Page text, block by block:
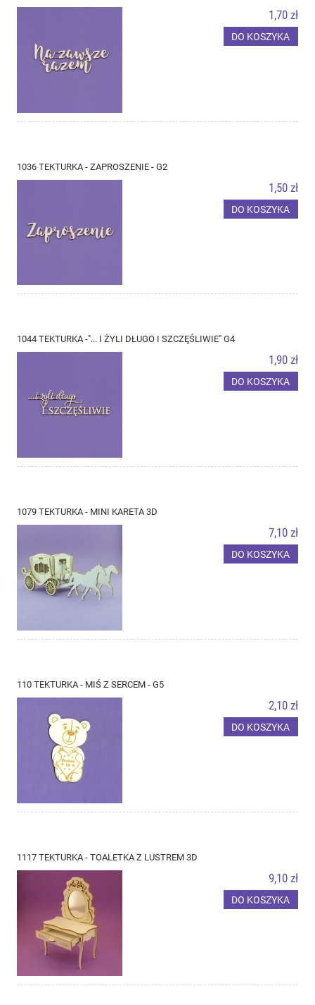
1,70 zł
DO KOSZYKA
1036 TEKTURKA - ZAPROSZENIE - G2
1,50 zł
DO KOSZYKA
1044 TEKTURKA -"... I ŻYLI DŁUGO I SZCZĘŚLIWIE" G4
1,90 zł
DO KOSZYKA
1079 TEKTURKA - MINI KARETA 3D
7,10 zł
DO KOSZYKA
110 TEKTURKA - MIŚ Z SERCEM - G5
2,10 zł
DO KOSZYKA
1117 TEKTURKA - TOALETKA Z LUSTREM 3D
9,10 zł
DO KOSZYKA